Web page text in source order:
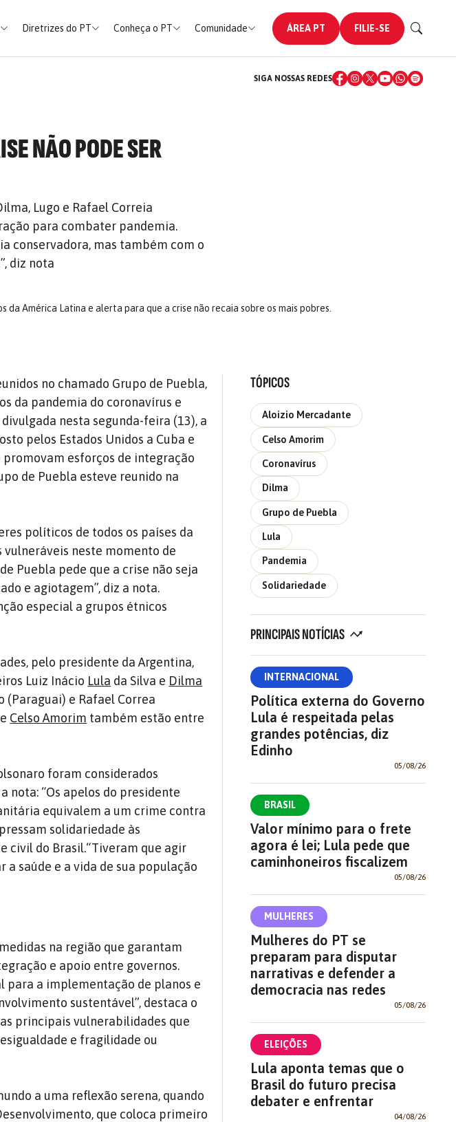
Diretrizes do PT Conheça o PT Comunidade ÁREA PT FILIE-SE
SIGA NOSSAS REDES
NÃO PODE SER
Lugo e Rafael Correia
para combater pandemia.
conservadora, mas também com o
diz nota
América Latina e alerta para que a crise não recaia sobre os mais pobres.
no chamado Grupo de Puebla,
da pandemia do coronavírus e
nesta segunda-feira (13), a
pelos Estados Unidos a Cuba e
promovam esforços de integração
de Puebla esteve reunido na
políticos de todos os países da
neste momento de
Puebla pede que a crise não seja
e agiotagem”, diz a nota.
especial a grupos étnicos
pelo presidente da Argentina,
Luiz Inácio Lula da Silva e Dilma
(Paraguai) e Rafael Correa
e Celso Amorim também estão entre
foram considerados
nota: “Os apelos do presidente
equivalem a um crime contra
solidariedade às
civil do Brasil.“Tiveram que agir
saúde e a vida de sua população
na região que garantam
e apoio entre governos.
para a implementação de planos e
sustentável”, destaca o
principais vulnerabilidades que
e fragilidade ou
a uma reflexão serena, quando
que coloca primeiro
TÓPICOS
Aloizio Mercadante
Celso Amorim
Coronavírus
Dilma
Grupo de Puebla
Lula
Pandemia
Solidariedade
PRINCIPAIS NOTÍCIAS
INTERNACIONAL
Política externa do Governo
Lula é respeitada pelas
grandes potências, diz
Edinho
05/08/26
BRASIL
Valor mínimo para o frete
agora é lei; Lula pede que
caminhoneiros fiscalizem
05/08/26
MULHERES
Mulheres do PT se
preparam para disputar
narrativas e defender a
democracia nas redes
05/08/26
ELEIÇÕES
Lula aponta temas que o
Brasil do futuro precisa
debater e enfrentar
04/08/26